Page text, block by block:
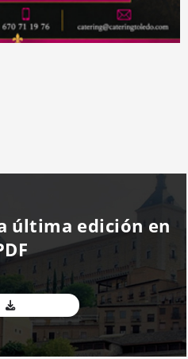
última edición en